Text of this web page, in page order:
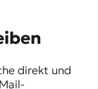
direkt und